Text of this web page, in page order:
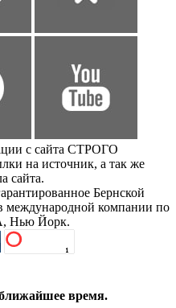
с сайта СТРОГО
на источник, а так же
сайта.
Бернской
международной компании по
Нью Йорк.
время.